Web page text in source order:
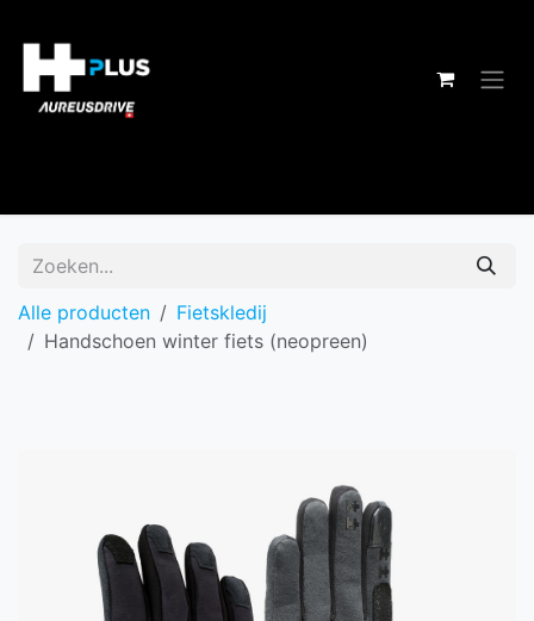
Alle producten
Fietskledij
Handschoen winter fiets (neopreen)